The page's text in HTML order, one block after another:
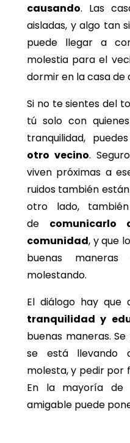
causando. Las
aisladas, y algo tan
puede llegar a
molestia para el
dormir en la casa de
Si no te sientes del
tú solo con
tranquilidad,
otro vecino.
viven próximas a
ruidos también
otro lado,
de
comunidad, y que
buenas
molestando.
El diálogo hay que
tranquilidad y
buenas maneras.
se está llevando
molesta, y pedir por
En la mayoría de
amigable puede